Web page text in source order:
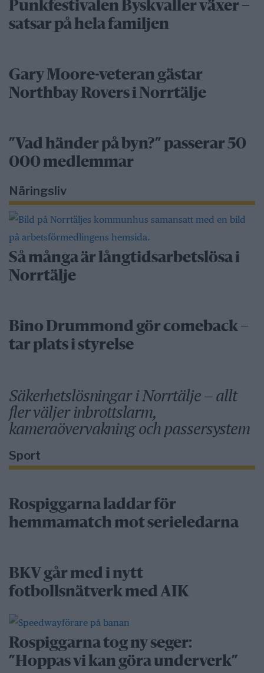
Punkfestivalen Byskvaller växer –
satsar på hela familjen
Gary Moore-veteran gästar
Northbay Rovers i Norrtälje
”Vad händer på byn?” passerar 50
000 medlemmar
Näringsliv
Så många är långtidsarbetslösa i
Norrtälje
Bino Drummond gör comeback –
tar plats i styrelse
Säkerhetslösningar i Norrtälje – allt
fler väljer inbrottslarm,
kameraövervakning och passersystem
Sport
Rospiggarna laddar för
hemmamatch mot serieledarna
BKV går med i nytt
fotbollsnätverk med AIK
Rospiggarna tog ny seger:
”Hoppas vi kan göra underverk”